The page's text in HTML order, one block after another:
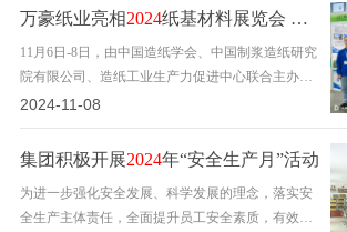
滤分离行业最隆重的展会之一。自1967年举办第一
技术和产品。今年的FILTECH同样吸引了来自世界
各地的众多参展商和…
万豪纸业亮相2024纸基材料展览会 展示创新实力与未来愿景
11月6日-8日，由中国造纸学会、中国制浆造纸研究
院有限公司、造纸工业生产力促进中心联合主办
的“2024纸基材料展览会”在杭州白马湖国际会展中
心举行。万豪集团作为学会特种纸委员会会员单位
受邀参加展会。展览会现场，万豪集团的展台前人
技术、销售团队与来访客人详细交流，热情会晤，
并分享了…
2024-11-08
集团积极开展2024年“安全生产月”活动
为进一步强化安全发展、科学发展的理念，落实安
全生产主体责任，全面提升员工安全素质，有效防